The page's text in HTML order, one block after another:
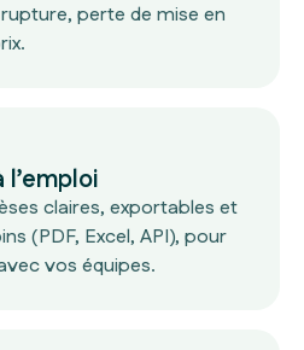
perte de mise en
claires, exportables et
(PDF, Excel, API), pour
vos équipes.